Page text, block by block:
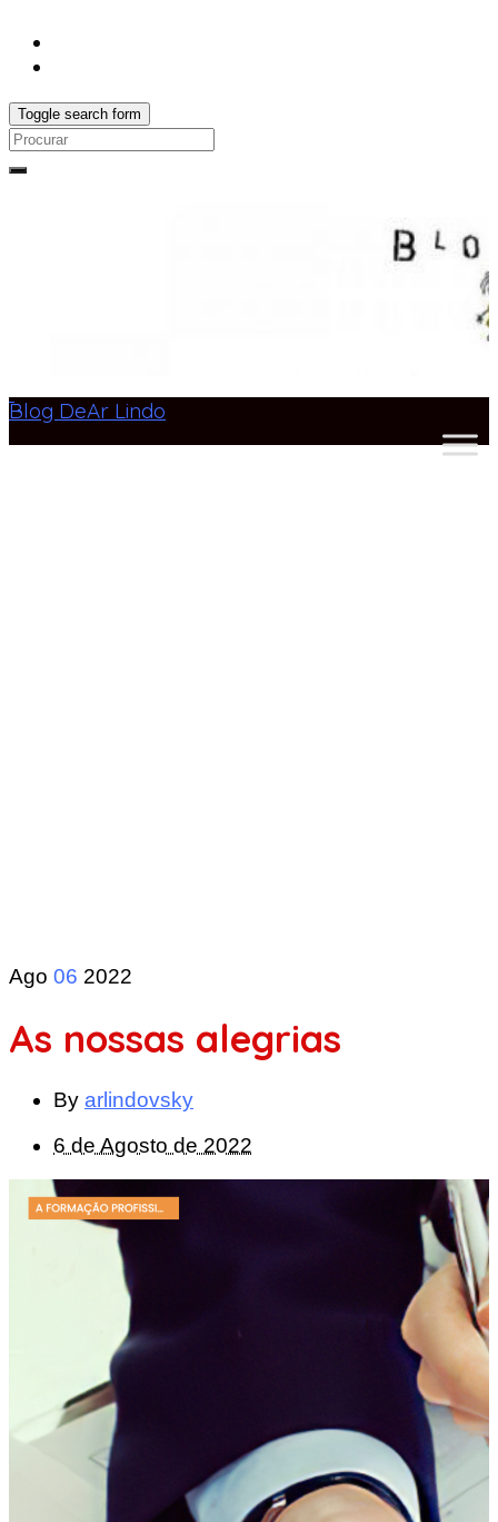
Toggle search form
Search
Blog DeAr Lindo
Ago 06 2022
As nossas alegrias
By arlindovsky
6 de Agosto de 2022